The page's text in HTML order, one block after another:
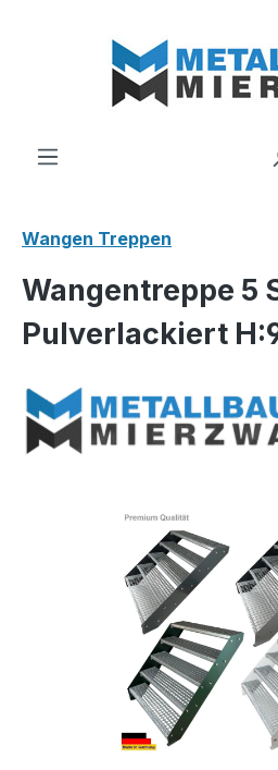
Wangen Treppen
Wangentreppe 5
Pulverlackiert
Bildergalerie überspringen